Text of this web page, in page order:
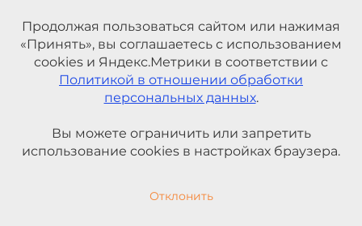
Продолжая пользоваться сайтом или нажимая
«Принять», вы соглашаетесь с использованием
cookies и Яндекс.Метрики в соответствии с
Политикой в отношении обработки
персональных данных.
Вы можете ограничить или запретить
использование cookies в настройках браузера.
Отклонить